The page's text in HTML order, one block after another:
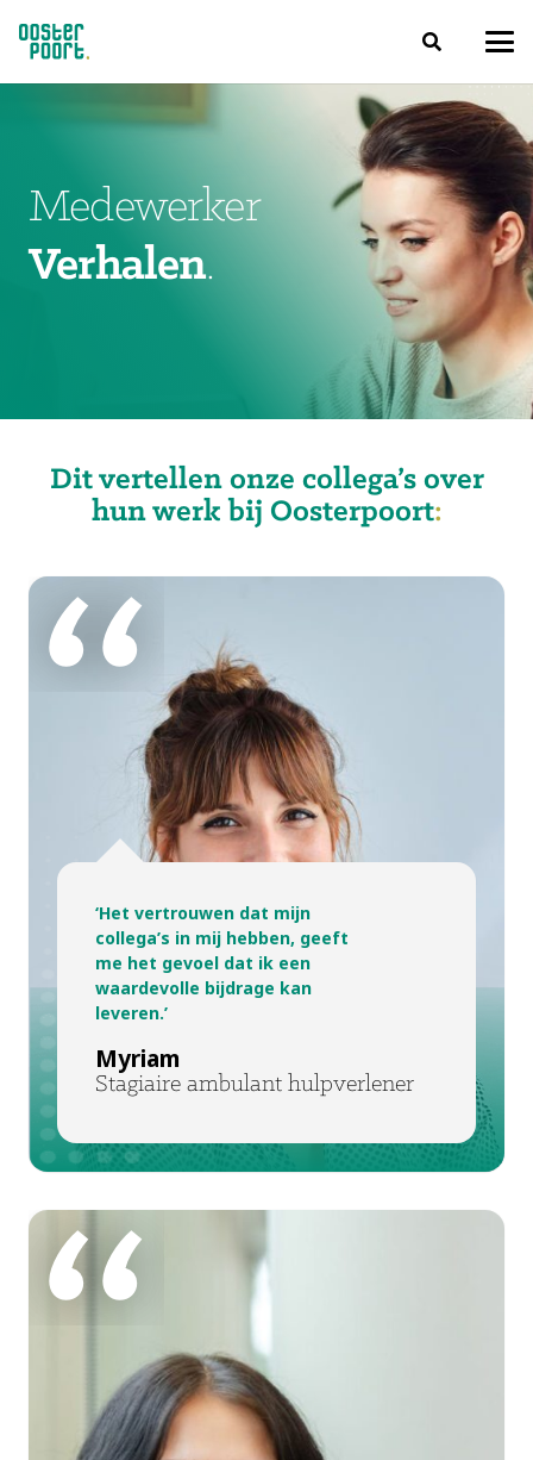
Medewerker
Verhalen
Dit vertellen onze collega’s over
hun werk bij Oosterpoort:
‘Het vertrouwen dat mijn
collega’s in mij hebben, geeft
me het gevoel dat ik een
waardevolle bijdrage kan
leveren.’
Myriam
Stagiaire ambulant hulpverlener